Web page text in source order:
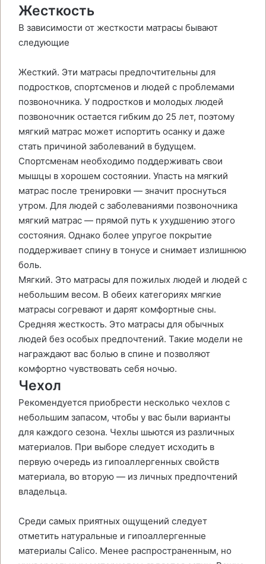
Жесткость
В зависимости от жесткости матрасы бывают
следующие
Жесткий. Эти матрасы предпочтительны для
подростков, спортсменов и людей с проблемами
позвоночника. У подростков и молодых людей
позвоночник остается гибким до 25 лет, поэтому
мягкий матрас может испортить осанку и даже
стать причиной заболеваний в будущем.
Спортсменам необходимо поддерживать свои
мышцы в хорошем состоянии. Упасть на мягкий
матрас после тренировки — значит проснуться
утром. Для людей с заболеваниями позвоночника
мягкий матрас — прямой путь к ухудшению этого
состояния. Однако более упругое покрытие
поддерживает спину в тонусе и снимает излишнюю
боль.
Мягкий. Это матрасы для пожилых людей и людей с
небольшим весом. В обеих категориях мягкие
матрасы согревают и дарят комфортные сны.
Средняя жесткость. Это матрасы для обычных
людей без особых предпочтений. Такие модели не
награждают вас болью в спине и позволяют
комфортно чувствовать себя ночью.
Чехол
Рекомендуется приобрести несколько чехлов с
небольшим запасом, чтобы у вас были варианты
для каждого сезона. Чехлы шьются из различных
материалов. При выборе следует исходить в
первую очередь из гипоаллергенных свойств
материала, во вторую — из личных предпочтений
владельца.
Среди самых приятных ощущений следует
отметить натуральные и гипоаллергенные
материалы Calico. Менее распространенным, но